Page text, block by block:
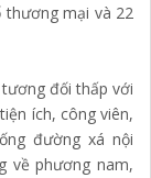
thương mại và 22
đối thấp với
ích, công viên,
đường xá nội
về phương nam,